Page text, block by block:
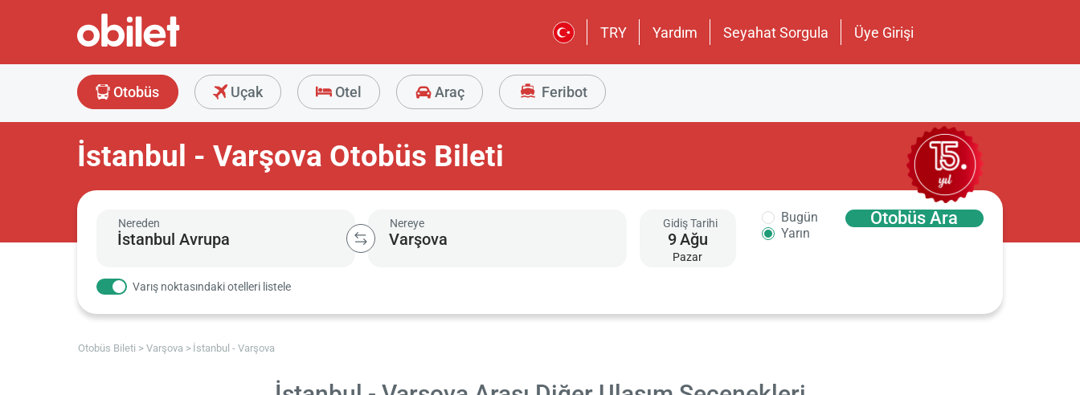
TRY Yardım Seyahat Sorgula Üye Girişi
Otobüs Uçak Otel Araç Feribot
İstanbul - Varşova Otobüs Bileti
Nereden Nereye Gidiş Tarihi
9Ağu
Pazar
Bugün
Yarın
Otobüs Ara
Varış noktasındaki otelleri listele
Otobüs Bileti Varşova İstanbul - Varşova